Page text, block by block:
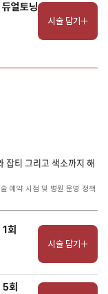
얼토닝
시술 담기
잡티 그리고 색소까지 해
예약 시점 및 병원 운영 정책
회
시술 담기
회